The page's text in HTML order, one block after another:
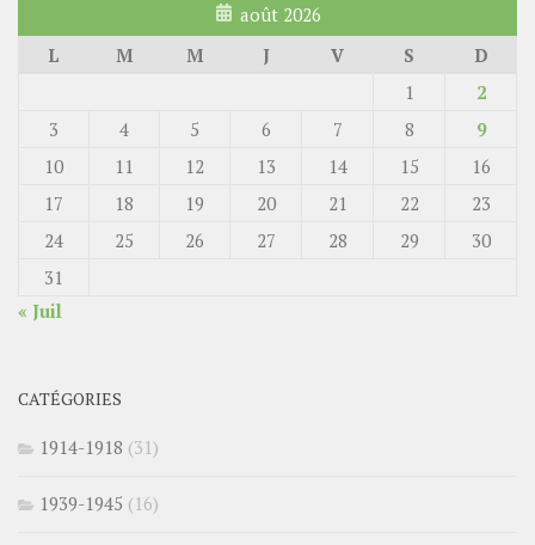
août 2026
L
M M J V S
D
1
2
3
4 5 6 7 8
9
10
11 12 13 14 15
16
17
18 19 20 21 22
23
24
25 26 27 28 29
30
31
« Juil
CATÉGORIES
1914-1918 (31)
1939-1945 (16)